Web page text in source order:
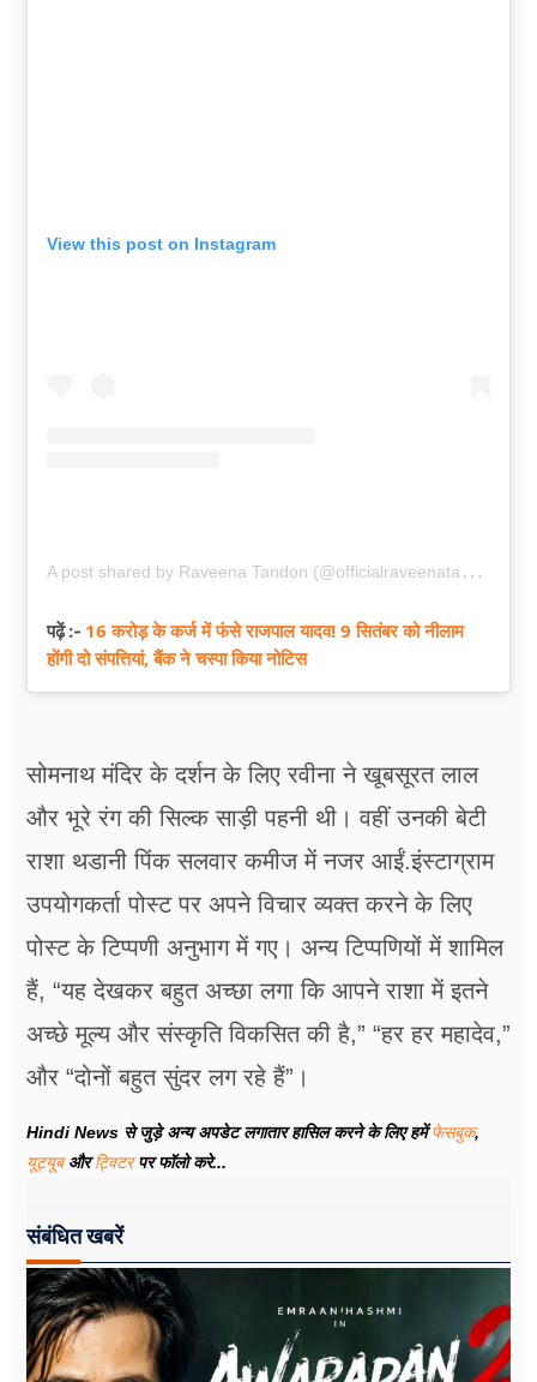
View this post on Instagram
A
post shared by Raveena Tandon (@officialraveenatandon)
पढ़ें :- 16 करोड़ के कर्ज में फंसे राजपाल यादव! 9 सितंबर को नीलाम
होंगी दो संपत्तियां, बैंक ने चस्पा किया नोटिस
सोमनाथ मंदिर के दर्शन के लिए रवीना ने खूबसूरत लाल
और भूरे रंग की सिल्क साड़ी पहनी थी। वहीं उनकी बेटी
राशा थडानी पिंक सलवार कमीज में नजर आईं.इंस्टाग्राम
उपयोगकर्ता पोस्ट पर अपने विचार व्यक्त करने के लिए
पोस्ट के टिप्पणी अनुभाग में गए। अन्य टिप्पणियों में शामिल
हैं, “यह देखकर बहुत अच्छा लगा कि आपने राशा में इतने
अच्छे मूल्य और संस्कृति विकसित की है,” “हर हर महादेव,”
और “दोनों बहुत सुंदर लग रहे हैं”।
Hindi News से जुड़े अन्य अपडेट लगातार हासिल करने के लिए हमेंफेसबुक,
यूट्यूबऔरट्विटरपर फॉलो करे...
संबंधित खबरें